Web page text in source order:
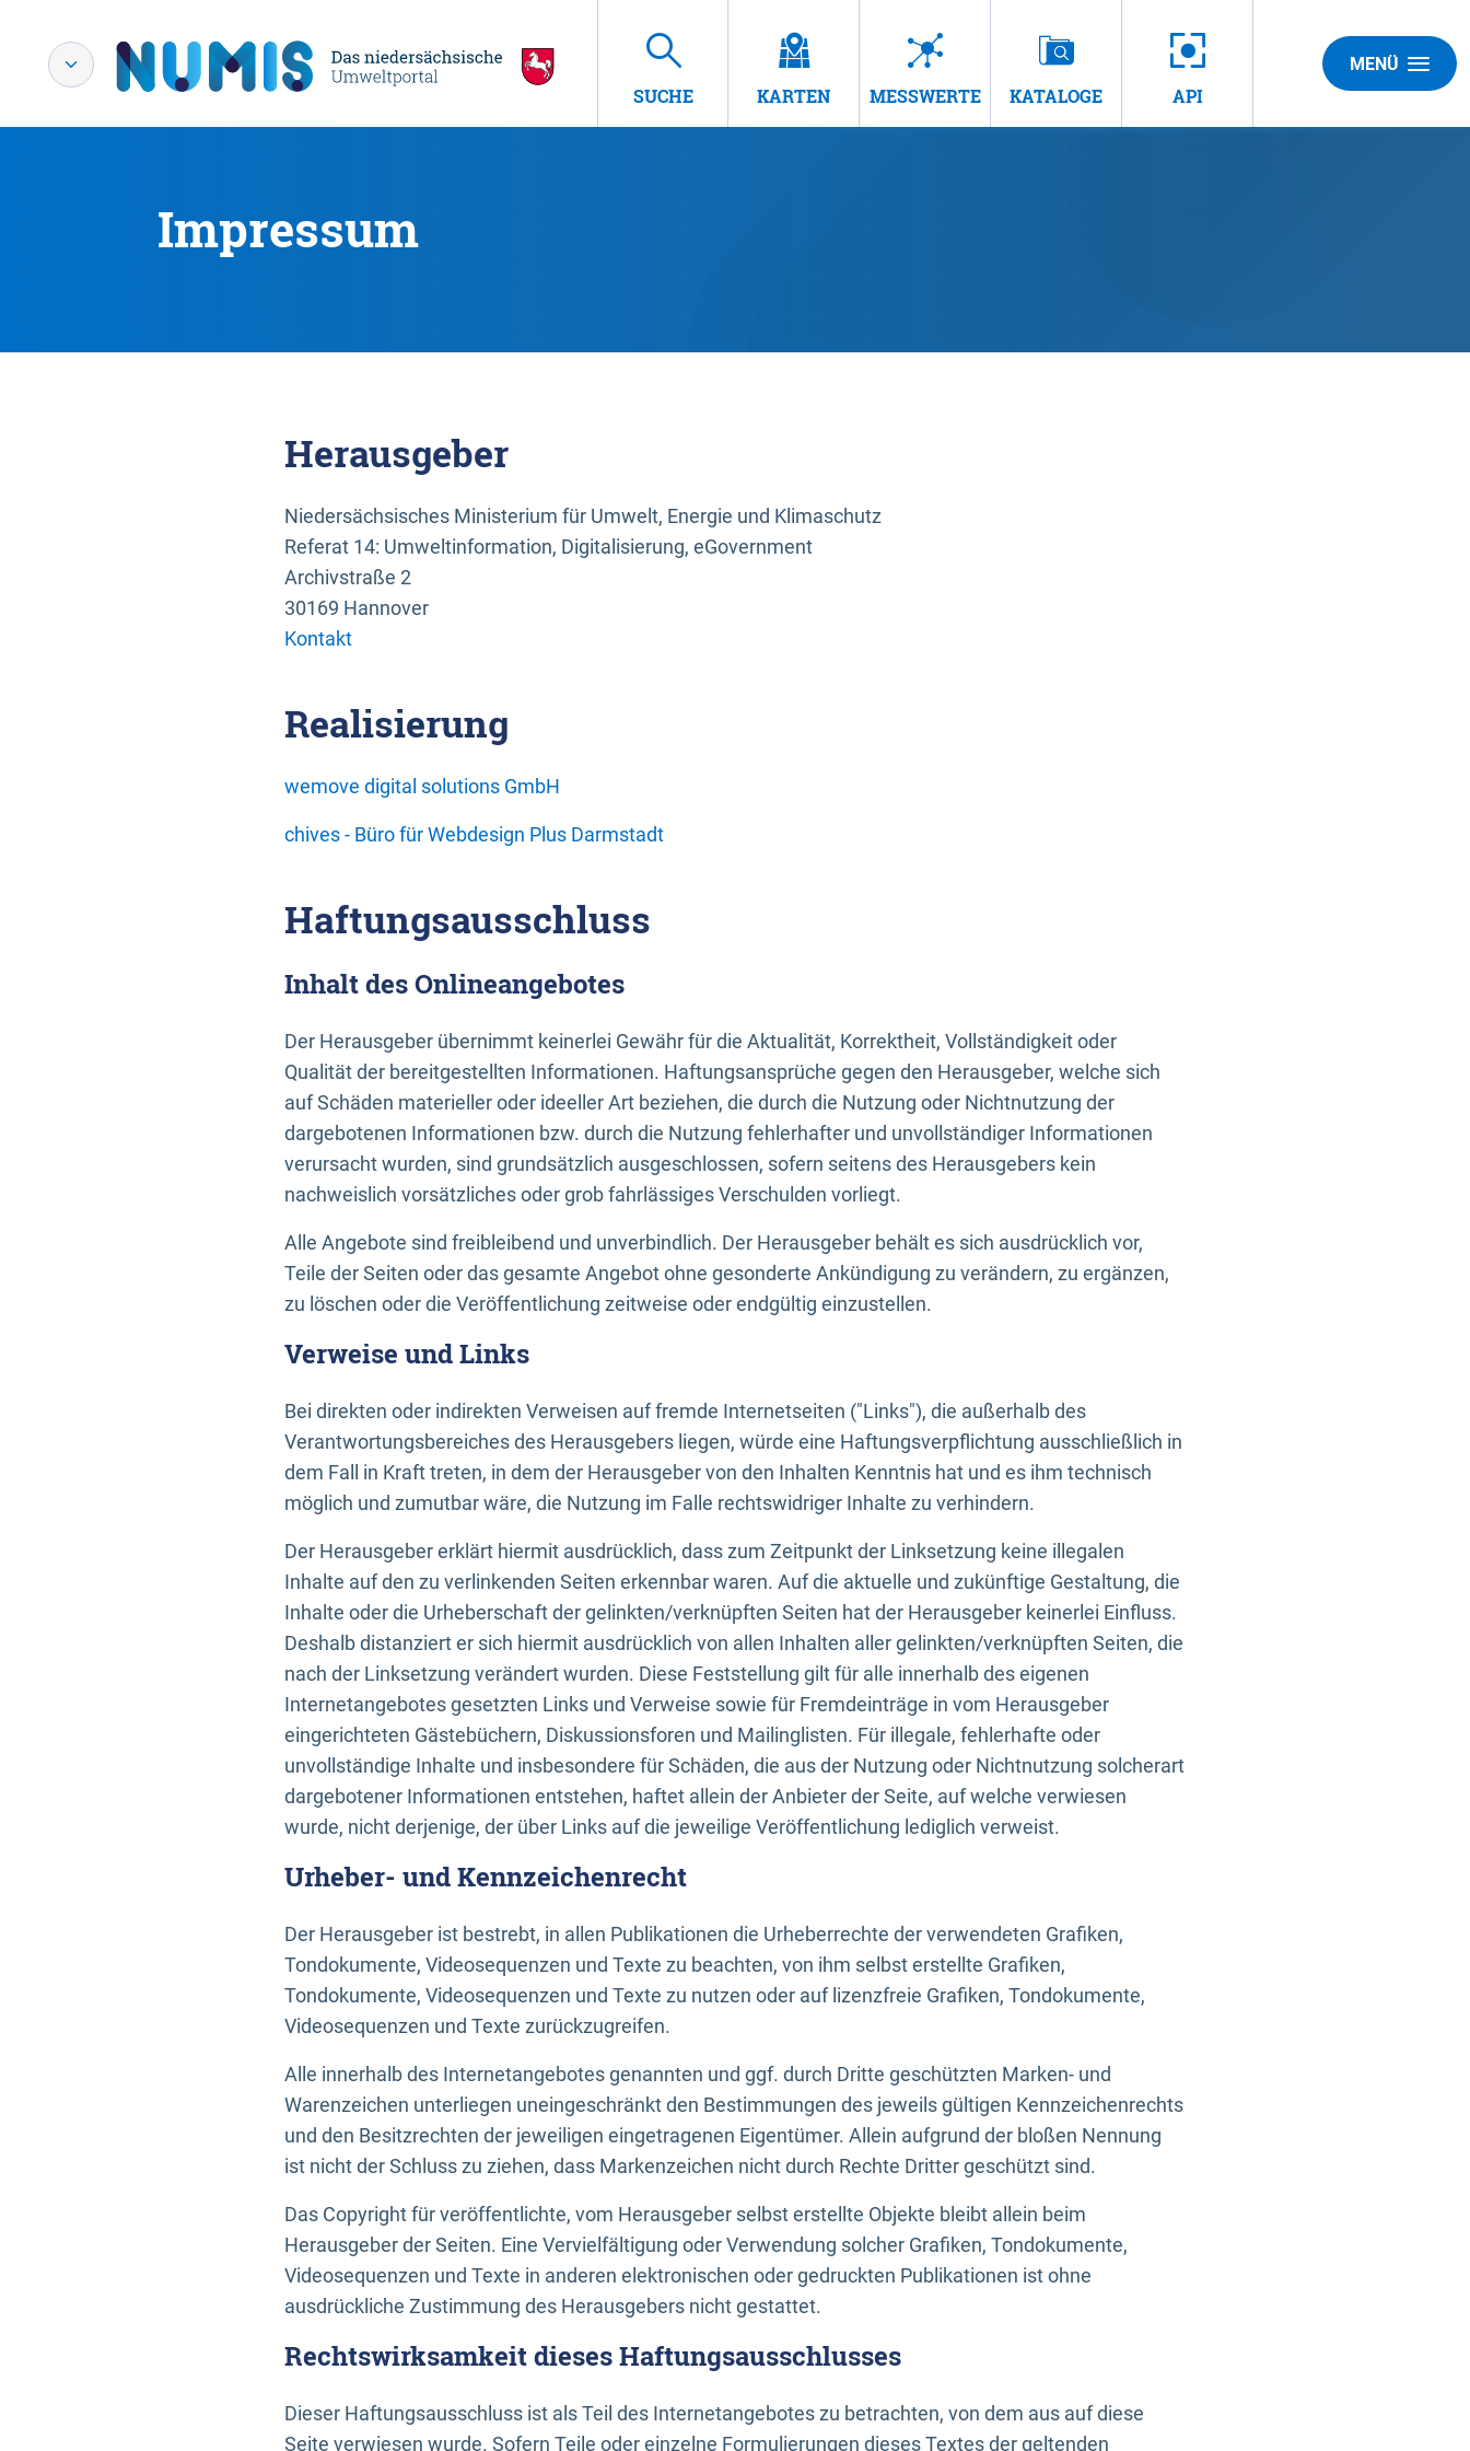
SUCHE KARTEN MESSWERTE KATALOGE API
MENÜ
Impressum
Herausgeber
Niedersächsisches Ministerium für Umwelt, Energie und Klimaschutz
Referat 14: Umweltinformation, Digitalisierung, eGovernment
Archivstraße 2
30169 Hannover
Kontakt
Realisierung
wemove digital solutions GmbH
chives - Büro für Webdesign Plus Darmstadt
Haftungsausschluss
Inhalt des Onlineangebotes
Der Herausgeber übernimmt keinerlei Gewähr für die Aktualität, Korrektheit, Vollständigkeit oder
Qualität der bereitgestellten Informationen. Haftungsansprüche gegen den Herausgeber, welche sich
auf Schäden materieller oder ideeller Art beziehen, die durch die Nutzung oder Nichtnutzung der
dargebotenen Informationen bzw. durch die Nutzung fehlerhafter und unvollständiger Informationen
verursacht wurden, sind grundsätzlich ausgeschlossen, sofern seitens des Herausgebers kein
nachweislich vorsätzliches oder grob fahrlässiges Verschulden vorliegt.
Alle Angebote sind freibleibend und unverbindlich. Der Herausgeber behält es sich ausdrücklich vor,
Teile der Seiten oder das gesamte Angebot ohne gesonderte Ankündigung zu verändern, zu ergänzen,
zu löschen oder die Veröffentlichung zeitweise oder endgültig einzustellen.
Verweise und Links
Bei direkten oder indirekten Verweisen auf fremde Internetseiten ("Links"), die außerhalb des
Verantwortungsbereiches des Herausgebers liegen, würde eine Haftungsverpflichtung ausschließlich in
dem Fall in Kraft treten, in dem der Herausgeber von den Inhalten Kenntnis hat und es ihm technisch
möglich und zumutbar wäre, die Nutzung im Falle rechtswidriger Inhalte zu verhindern.
Der Herausgeber erklärt hiermit ausdrücklich, dass zum Zeitpunkt der Linksetzung keine illegalen
Inhalte auf den zu verlinkenden Seiten erkennbar waren. Auf die aktuelle und zukünftige Gestaltung, die
Inhalte oder die Urheberschaft der gelinkten/verknüpften Seiten hat der Herausgeber keinerlei Einfluss.
Deshalb distanziert er sich hiermit ausdrücklich von allen Inhalten aller gelinkten/verknüpften Seiten, die
nach der Linksetzung verändert wurden. Diese Feststellung gilt für alle innerhalb des eigenen
Internetangebotes gesetzten Links und Verweise sowie für Fremdeinträge in vom Herausgeber
eingerichteten Gästebüchern, Diskussionsforen und Mailinglisten. Für illegale, fehlerhafte oder
unvollständige Inhalte und insbesondere für Schäden, die aus der Nutzung oder Nichtnutzung solcherart
dargebotener Informationen entstehen, haftet allein der Anbieter der Seite, auf welche verwiesen
wurde, nicht derjenige, der über Links auf die jeweilige Veröffentlichung lediglich verweist.
Urheber- und Kennzeichenrecht
Der Herausgeber ist bestrebt, in allen Publikationen die Urheberrechte der verwendeten Grafiken,
Tondokumente, Videosequenzen und Texte zu beachten, von ihm selbst erstellte Grafiken,
Tondokumente, Videosequenzen und Texte zu nutzen oder auf lizenzfreie Grafiken, Tondokumente,
Videosequenzen und Texte zurückzugreifen.
Alle innerhalb des Internetangebotes genannten und ggf. durch Dritte geschützten Marken- und
Warenzeichen unterliegen uneingeschränkt den Bestimmungen des jeweils gültigen Kennzeichenrechts
und den Besitzrechten der jeweiligen eingetragenen Eigentümer. Allein aufgrund der bloßen Nennung
ist nicht der Schluss zu ziehen, dass Markenzeichen nicht durch Rechte Dritter geschützt sind.
Das Copyright für veröffentlichte, vom Herausgeber selbst erstellte Objekte bleibt allein beim
Herausgeber der Seiten. Eine Vervielfältigung oder Verwendung solcher Grafiken, Tondokumente,
Videosequenzen und Texte in anderen elektronischen oder gedruckten Publikationen ist ohne
ausdrückliche Zustimmung des Herausgebers nicht gestattet.
Rechtswirksamkeit dieses Haftungsausschlusses
Dieser Haftungsausschluss ist als Teil des Internetangebotes zu betrachten, von dem aus auf diese
Seite verwiesen wurde. Sofern Teile oder einzelne Formulierungen dieses Textes der geltenden